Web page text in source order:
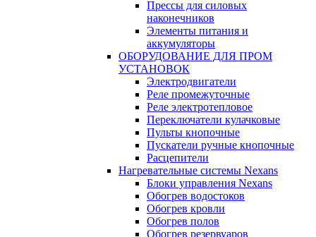
Прессы для силовых
наконечников
Элементы питания и
аккумуляторы
ОБОРУДОВАНИЕ ДЛЯ ПРОМ
УСТАНОВОК
Электродвигатели
Реле промежуточные
Реле электротепловое
Переключатели кулачковые
Пульты кнопочные
Пускатели ручные кнопочные
Расцепители
Нагревательные системы Nexans
Блоки управления Nexans
Обогрев водостоков
Обогрев кровли
Обогрев полов
Обогрев резервуаров